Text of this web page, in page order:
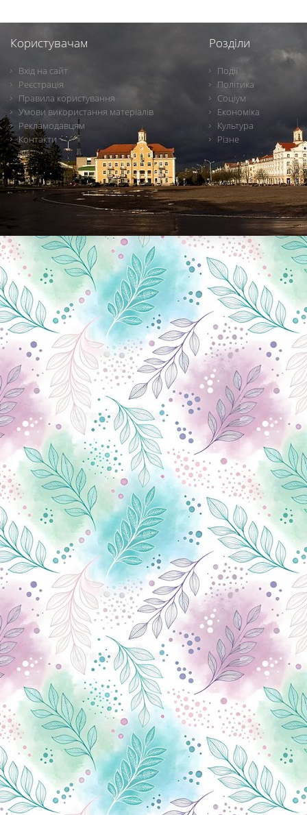
Користувачам
Вхід на сайт
Реєстрація
Правила користування
Умови використання матеріалів
Рекламодавцям
Контакти
Розділи
Події
Політика
Соціум
Економіка
Культура
Різне
Новини Чернігова, Чернігівські новини, Чернігівський формат, новини Чернігова, події в Чернігові: політика, економіка, аналітика, культура, відеоновини, екологія, спортивний Чернігів, туризм, Чернігів